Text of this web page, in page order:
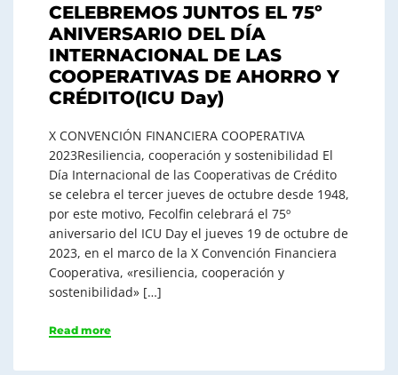
CELEBREMOS JUNTOS EL 75º
ANIVERSARIO DEL DÍA
INTERNACIONAL DE LAS
COOPERATIVAS DE AHORRO Y
CRÉDITO(ICU Day)
X CONVENCIÓN FINANCIERA COOPERATIVA
2023Resiliencia, cooperación y sostenibilidad El
Día Internacional de las Cooperativas de Crédito
se celebra el tercer jueves de octubre desde 1948,
por este motivo, Fecolfin celebrará el 75º
aniversario del ICU Day el jueves 19 de octubre de
2023, en el marco de la X Convención Financiera
Cooperativa, «resiliencia, cooperación y
sostenibilidad» […]
Read more